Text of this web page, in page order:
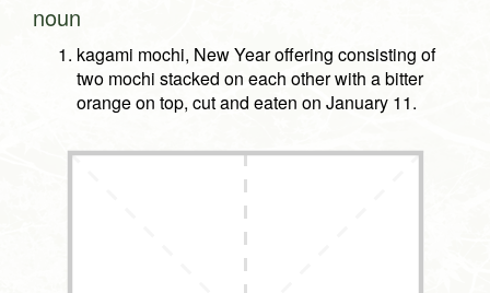
noun
kagami mochi, New Year offering consisting of
two mochi stacked on each other with a bitter
orange on top, cut and eaten on January 11.